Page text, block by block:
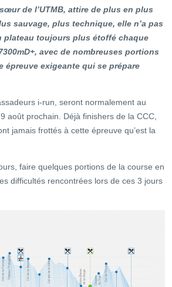
de l’UTMB, attire de plus en plus
sauvage, plus technique, elle n’a pas
plateau toujours plus étoffé chaque
avec de nombreuses portions
épreuve exigeante qui se prépare
i-run, seront normalement au
août prochain. Déjà finishers de la CCC,
jamais frottés à cette épreuve qu’est la
faire quelques portions de la course en
difficultés rencontrées lors de ces 3 jours